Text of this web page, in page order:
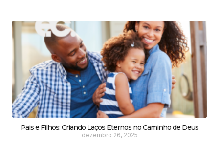
Pais e Filhos: Criando Laços Eternos no Caminho de Deus
dezembro 26, 2025